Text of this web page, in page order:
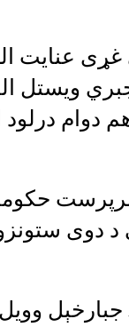
غړی عنایت
جبري ویستل
دوام
سرپرست
د دوی